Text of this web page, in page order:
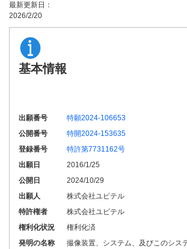
最新更新日：
2026/2/20
基本情報
出願番号
特願2024-106653
公開番号
特開2024-153635
登録番号
特許第7731162号
出願日
2016/1/25
公開日
2024/10/29
出願人
株式会社ユピテル
特許権者
株式会社ユピテル
権利化状況
権利化済
発明の名称
撮像装置、システム、及びこのシス